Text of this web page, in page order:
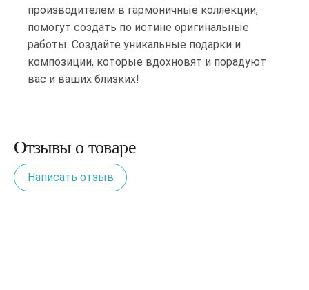
производителем в гармоничные коллекции,
помогут создать по истине оригинальные
работы. Создайте уникальные подарки и
композиции, которые вдохновят и порадуют
вас и ваших близких!
Отзывы о товаре
Написать отзыв